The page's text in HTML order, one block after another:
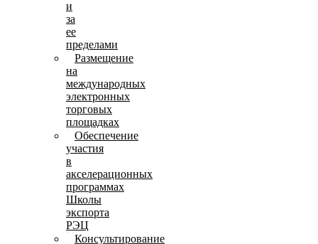
и
за
ее
пределами
Размещение
на
международных
электронных
торговых
площадках
Обеспечение
участия
в
акселерационных
программах
Школы
экспорта
РЭЦ
Консультирование